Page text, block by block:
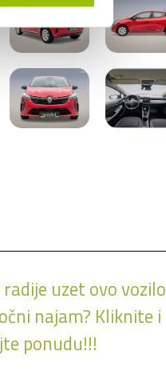
uzet ovo vozilo
najam? Kliknite i
ponudu!!!